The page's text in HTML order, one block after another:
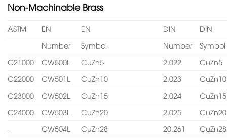
Non-Machinable Brass
ASTM EN EN DIN
DIN
Number
Symbol Number
Symbol
C21000
CW500L CuZn5 2.022
CuZn5
C22000
CW501L CuZn10 2.023
CuZn10
C23000
CW502L CuZn15 2.024
CuZn15
C24000
CW503L CuZn20 2.025
CuZn20
–
CW504L CuZn28 20.261
CuZn28